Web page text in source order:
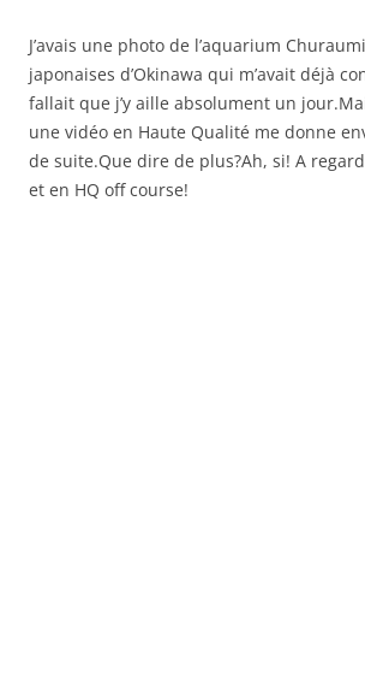
J’avais une photo de l’aquarium
japonaises d’Okinawa qui m’avait déjà
fallait que j’y aille absolument un
une vidéo en Haute Qualité me donne
de suite.Que dire de plus?Ah, si! A
et en HQ off course!